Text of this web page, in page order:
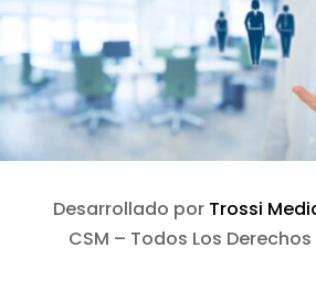
Desarrollado por Trossi
CSM – Todos Los